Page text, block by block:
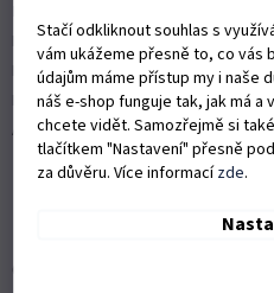
Stačí odkliknout souhlas s
vám ukážeme přesně to, co vás
údajům máme přístup my i naše
náš e-shop funguje tak, jak má a
chcete vidět. Samozřejmě si
tlačítkem "Nastavení" přesně
za důvěru. Více informacízde.
ISO 9001:2015
Politika kvality
Předváděcí stroje Husqvarna
Autorizovaný servis Husqvarna